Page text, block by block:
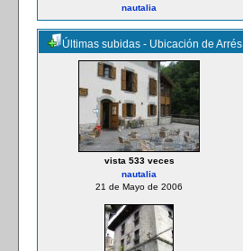
nautalia
Últimas subidas - Ubicación de Arrés
vista 533 veces
nautalia
21 de Mayo de 2006